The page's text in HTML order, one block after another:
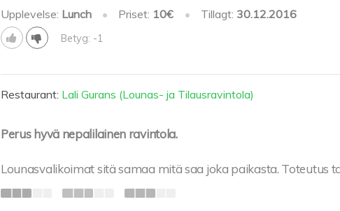
Upplevelse: Lunch • Priset: 10€ • Tillagt: 30.12.2016
Betyg: -1
Restaurant: Lali Gurans (Lounas- ja Tilausravintola)
Perus hyvä nepalilainen ravintola.
Lounasvalikoimat sitä samaa mitä saa joka paikasta. Toteutus